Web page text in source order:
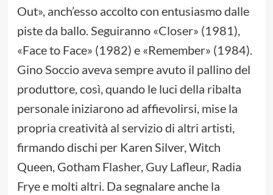
Out», anch’esso accolto con entusiasmo dalle
piste da ballo. Seguiranno «Closer» (1981),
«Face to Face» (1982) e «Remember» (1984).
Gino Soccio aveva sempre avuto il pallino del
produttore, così, quando le luci della ribalta
personale iniziarono ad affievolirsi, mise la
propria creatività al servizio di altri artisti,
firmando dischi per Karen Silver, Witch
Queen, Gotham Flasher, Guy Lafleur, Radia
Frye e molti altri. Da segnalare anche la